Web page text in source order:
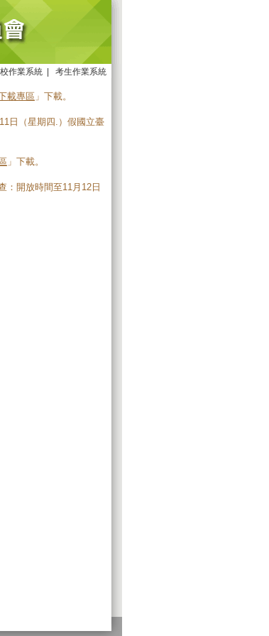
作業系統 考生作業系統
載專區 」下載。
日（星期四.）假國立臺
」下載。
：開放時間至11月12日